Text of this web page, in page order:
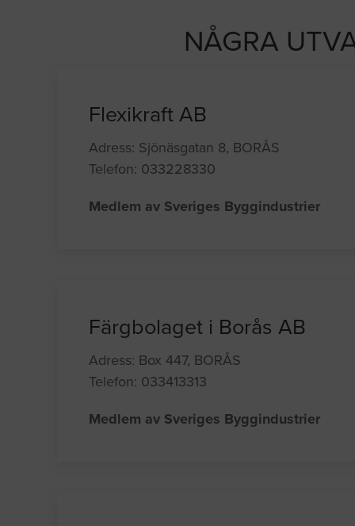
NÅGRA
Flexikraft AB
Adress: Sjönäsgatan 8, BORÅS
Telefon: 033228330
Medlem av Sveriges Byggindustrier
Färgbolaget i Borås AB
Adress: Box 447, BORÅS
Telefon: 033413313
Medlem av Sveriges Byggindustrier